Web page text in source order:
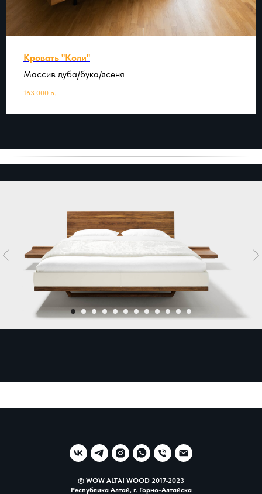
Кровать "Коли"
Массив дуба/бука/ясеня
163 000 р.
© WOW ALTAI WOOD 2017-2023
Республика Алтай, г. Горно-Алтайска